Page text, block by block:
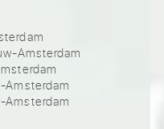
Amsterdam
Amsterdam
Amsterdam